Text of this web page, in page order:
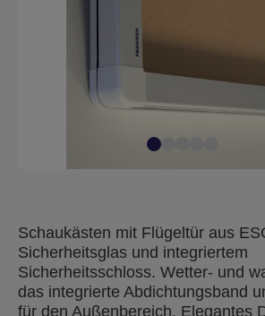
Schaukästen mit Flügeltür aus
Sicherheitsglas und integriertem
Sicherheitsschloss. Wetter- und
das integrierte Abdichtungsband
für den Außenbereich. Elegantes